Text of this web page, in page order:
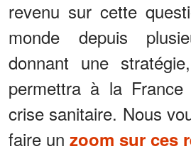
revenu sur cette
monde depuis
donnant une
permettra à la
crise sanitaire. Nous
faire un zoom sur ces